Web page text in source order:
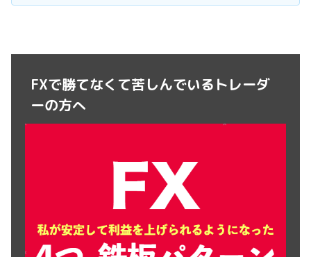
FXで勝てなくて苦しんでいるトレーダ
ーの方へ